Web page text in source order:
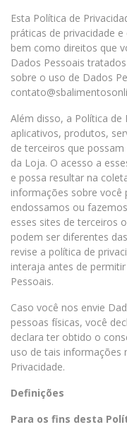
Esta Política de
práticas de privacidade
bem como direitos que
Dados Pessoais
sobre o uso de Dados
Além disso, a Política de
aplicativos, produtos,
de terceiros que
da Loja. O acesso a
e possa resultar na
informações sobre
endossamos ou
esses sites de terceiros
podem ser diferentes
revise a política de
interaja antes de
Pessoais.
Caso você nos envie
pessoas físicas, você
declara ter obtido o
uso de tais informações
Privacidade.
Definições
Para os fins desta